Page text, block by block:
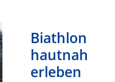
Biathlon
hautnah
erleben